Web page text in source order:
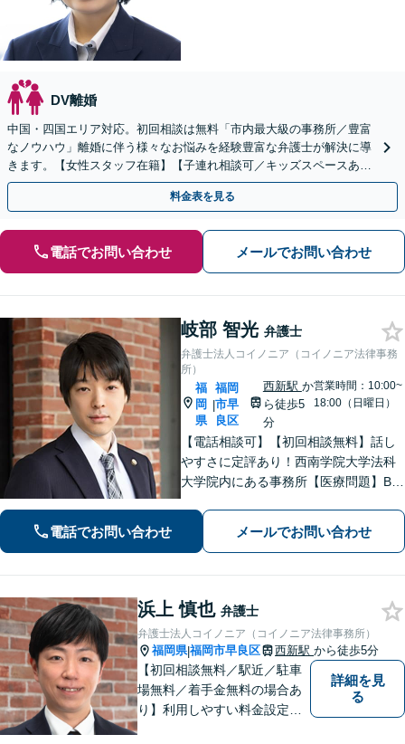
DV離婚
中国・四国エリア対応。初回相談は無料「市内最大級の事務所／豊富
なノウハウ」離婚に伴う様々なお悩みを経験豊富な弁護士が解決に導
きます。【女性スタッフ在籍】【子連れ相談可／キッズスペースあ
り】【休日・夜間相談可】
料金表を見る
電話でお問い合わせ メールでお問い合わせ
岐部 智光 弁護士
弁護士法人コイノニア（コイノニア法律事務
所）
福
岡
県
|
福岡
市早
良区
西新駅 か
ら徒歩5
分
営業時間：10:00~
18:00（日曜日）
【電話相談可】【初回相談無料】話し
やすさに定評あり！西南学院大学法科
大学院内にある事務所【医療問題】B型
理の解決実績100件以上【刑事事件】粘
り強い交渉。迅速に接見します【当
電話でお問い合わせ メールでお問い合わせ
浜上 慎也 弁護士
弁護士法人コイノニア（コイノニア法律事務所）
福岡県|福岡市早良区 西新駅 から徒歩5分
【初回相談無料／駅近／駐車
場無料／着手金無料の場合あ
り】利用しやすい料金設定に
詳細を見
る